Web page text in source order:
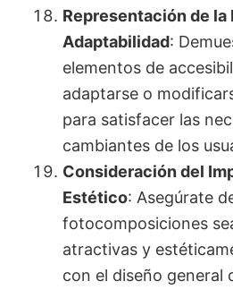
Representación de la
Adaptabilidad:
elementos de
adaptarse o
para satisfacer las
cambiantes de los
Consideración del
Estético: Asegúrate
fotocomposiciones
atractivas y
con el diseño general